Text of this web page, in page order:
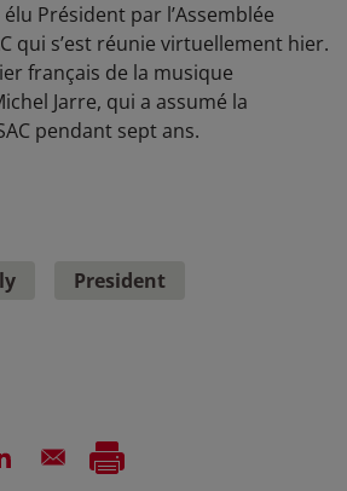
Président par l’Assemblée
qui s’est réunie virtuellement hier.
français de la musique
Jarre, qui a assumé la
pendant sept ans.
President